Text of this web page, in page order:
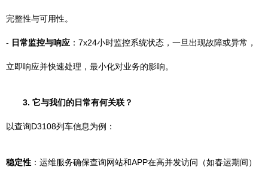
完整性与可用性。
- 日常监控与响应 ：7x24小时监控系统状态，一旦出现故障或异常，
立即响应并快速处理，最小化对业务的影响。
3. 它与我们的日常有何关联？
以查询D3108列车信息为例：
稳定性 ：运维服务确保查询网站和APP在高并发访问（如春运期间）